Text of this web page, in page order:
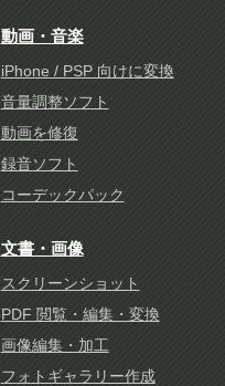
動画・音楽
iPhone / PSP 向けに変換
音量調整ソフト
動画を修復
録音ソフト
コーデックパック
文書・画像
スクリーンショット
PDF 閲覧・編集・変換
画像編集・加工
フォトギャラリー作成